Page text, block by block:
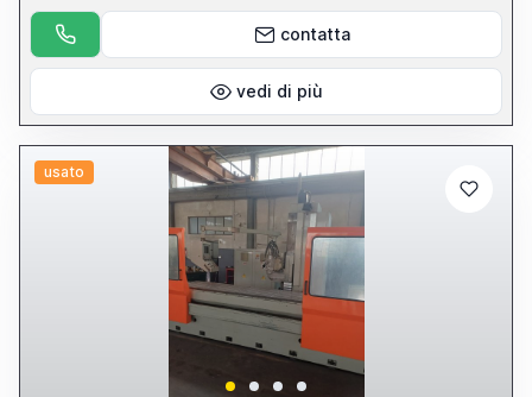
contatta
vedi di più
usato